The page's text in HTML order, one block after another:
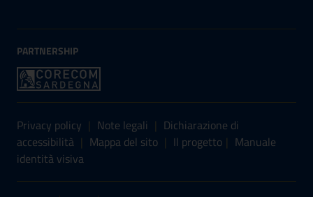
PARTNERSHIP
Sezione Link Utili
Privacy policy | Note legali | Dichiarazione di
accessibilità | Mappa del sito | Il progetto | Manuale
identità visiva